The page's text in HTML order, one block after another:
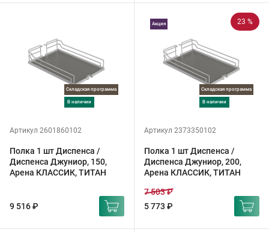
Складская программа
в наличии
Артикул 2601860102
Полка 1 шт Диспенса /
Диспенса Джуниор, 150,
Арена КЛАССИК, ТИТАН
9 516 ₽
23 %
Складская программа
в наличии
Акция
Артикул 2373350102
Полка 1 шт Диспенса /
Диспенса Джуниор, 200,
Арена КЛАССИК, ТИТАН
5 773 ₽
7 503 ₽